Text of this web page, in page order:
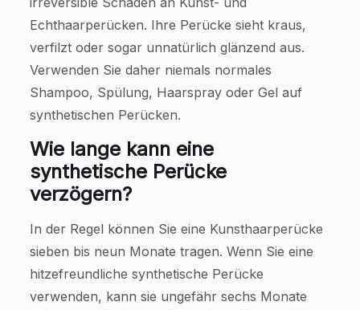
Echthaarperücken. Ihre Perücke sieht kraus,
verfilzt oder sogar unnatürlich glänzend aus.
Verwenden Sie daher niemals normales
Shampoo, Spülung, Haarspray oder Gel auf
synthetischen Perücken.
Wie lange kann eine
synthetische Perücke
verzögern?
In der Regel können Sie eine Kunsthaarperücke
sieben bis neun Monate tragen. Wenn Sie eine
hitzefreundliche synthetische Perücke
verwenden, kann sie ungefähr sechs Monate